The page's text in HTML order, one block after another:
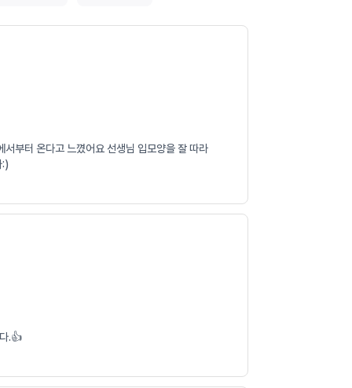
부터 온다고 느꼈어요 선생님 입모양을 잘 따라
:)
.👍